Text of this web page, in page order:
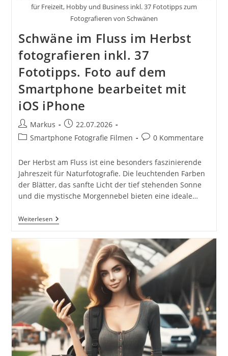
für Freizeit, Hobby und Business inkl. 37 Fototipps zum
Fotografieren von Schwänen
Schwäne im Fluss im Herbst
fotografieren inkl. 37
Fototipps. Foto auf dem
Smartphone bearbeitet mit
iOS iPhone
Beitrags-
Autor:
Markus
Beitrag
veröffentlicht:
22.07.2026
Beitrags-
Smartphone Fotografie Filmen
Beitrags-
0 Kommentare
Der Herbst am Fluss ist eine besonders faszinierende
Jahreszeit für Naturfotografie. Die leuchtenden Farben
der Blätter, das sanfte Licht der tief stehenden Sonne
und die mystische Morgennebel bieten eine ideale…
WeiterlesenSchwäne
Im
Fotografieren
Inkl.
Fototipps.
Foto
Auf
Dem
Smartphone
Bearbeitet
Mit
IOS
IPhone